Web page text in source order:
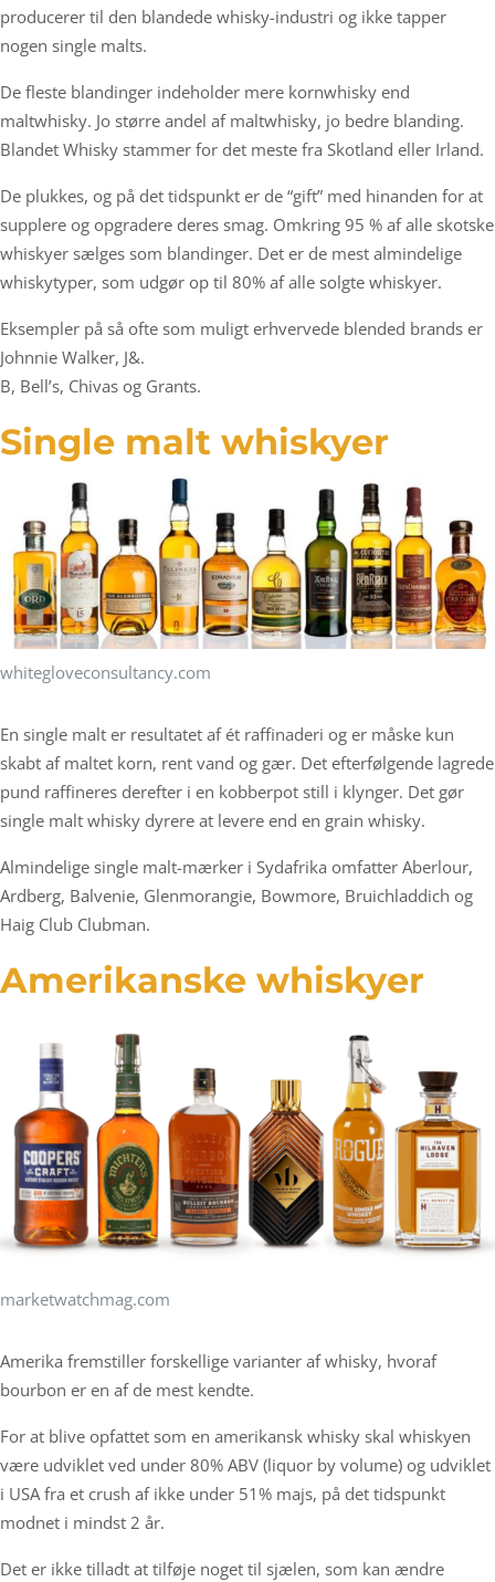
producerer til den blandede whisky-industri og ikke tapper
nogen single malts.
De fleste blandinger indeholder mere kornwhisky end
maltwhisky. Jo større andel af maltwhisky, jo bedre blanding.
Blandet Whisky stammer for det meste fra Skotland eller Irland.
De plukkes, og på det tidspunkt er de “gift” med hinanden for at
supplere og opgradere deres smag. Omkring 95 % af alle skotske
whiskyer sælges som blandinger. Det er de mest almindelige
whiskytyper, som udgør op til 80% af alle solgte whiskyer.
Eksempler på så ofte som muligt erhvervede blended brands er
Johnnie Walker, J&.
B, Bell’s, Chivas og Grants.
Single malt whiskyer
whitegloveconsultancy.com
En single malt er resultatet af ét raffinaderi og er måske kun
skabt af maltet korn, rent vand og gær. Det efterfølgende lagrede
pund raffineres derefter i en kobberpot still i klynger. Det gør
single malt whisky dyrere at levere end en grain whisky.
Almindelige single malt-mærker i Sydafrika omfatter Aberlour,
Ardberg, Balvenie, Glenmorangie, Bowmore, Bruichladdich og
Haig Club Clubman.
Amerikanske whiskyer
marketwatchmag.com
Amerika fremstiller forskellige varianter af whisky, hvoraf
bourbon er en af de mest kendte.
For at blive opfattet som en amerikansk whisky skal whiskyen
være udviklet ved under 80% ABV (liquor by volume) og udviklet
i USA fra et crush af ikke under 51% majs, på det tidspunkt
modnet i mindst 2 år.
Det er ikke tilladt at tilføje noget til sjælen, som kan ændre